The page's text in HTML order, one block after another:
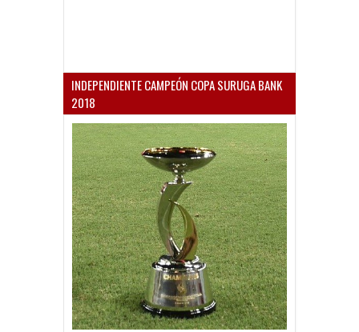
INDEPENDIENTE CAMPEÓN COPA SURUGA BANK
2018